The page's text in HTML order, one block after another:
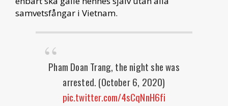
samvetsfångar i Vietnam.
Pham Doan Trang, the night she was
arrested. (October 6, 2020)
pic.twitter.com/4sCqNnH6fi